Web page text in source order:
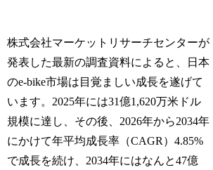
株式会社マーケットリサーチセンターが
発表した最新の調査資料によると、日本
のe-bike市場は目覚ましい成長を遂げて
います。2025年には31億1,620万米ドル
規模に達し、その後、2026年から2034年
にかけて年平均成長率（CAGR）4.85%
で成長を続け、2034年にはなんと47億